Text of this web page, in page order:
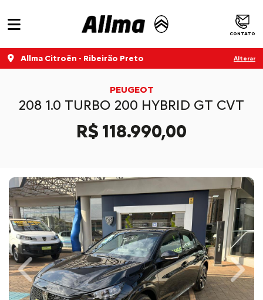
CONTATO
Allma Citroën - Ribeirão Preto Alterar
PEUGEOT
208 1.0 TURBO 200 HYBRID GT CVT
R$ 118.990,00
Previous Next